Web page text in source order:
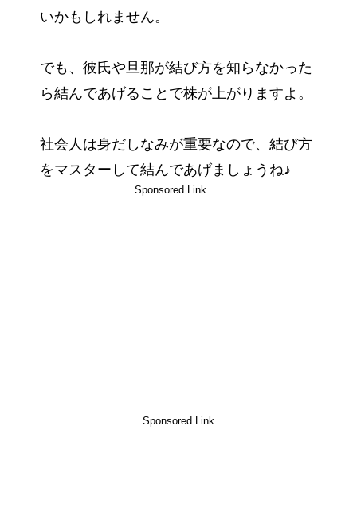
いかもしれません。
でも、彼氏や旦那が結び方を知らなかった
ら結んであげることで株が上がりますよ。
社会人は身だしなみが重要なので、結び方
をマスターして結んであげましょうね♪
Sponsored Link
Sponsored Link